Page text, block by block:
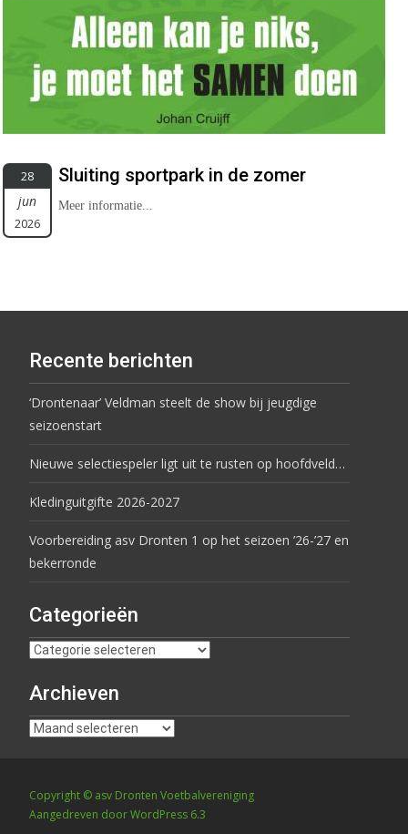
28
jun
2026
Sluiting sportpark in de zomer
Meer informatie...
Recente berichten
‘Drontenaar’ Veldman steelt de show bij jeugdige
seizoenstart
Nieuwe selectiespeler ligt uit te rusten op hoofdveld…
Kledinguitgifte 2026-2027
Voorbereiding asv Dronten 1 op het seizoen ’26-’27 en
bekerronde
Categorieën
Archieven
Copyright © asv Dronten Voetbalvereniging
Aangedreven door WordPress 6.3